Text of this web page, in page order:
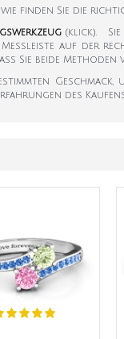
finden Sie die
(klick). Sie
auf der
Sie beide
des